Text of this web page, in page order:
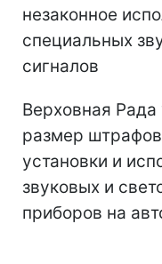
незаконное
специальных
сигналов
Верховная
размер
установки и
звуковых и
приборов на